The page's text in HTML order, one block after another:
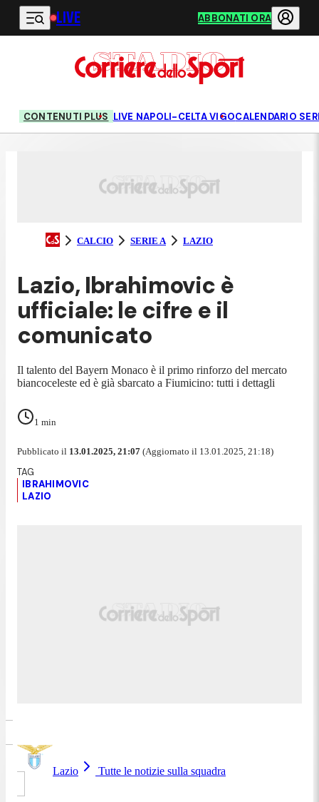
Vai al contenuto principale
LIVE ABBONATI ORA
CONTENUTI PLUS LIVE NAPOLI-CELTA VIGOCALENDARIO
CALCIO SERIE A LAZIO
Lazio, Ibrahimovic è
ufficiale: le cifre e il
comunicato
Il talento del Bayern Monaco è il primo rinforzo del mercato
biancoceleste ed è già sbarcato a Fiumicino: tutti i dettagli
1 min
Pubblicato il 13.01.2025, 21:07 (Aggiornato il 13.01.2025, 21:18)
IBRAHIMOVIC
LAZIO
Lazio Tutte le notizie sulla squadra